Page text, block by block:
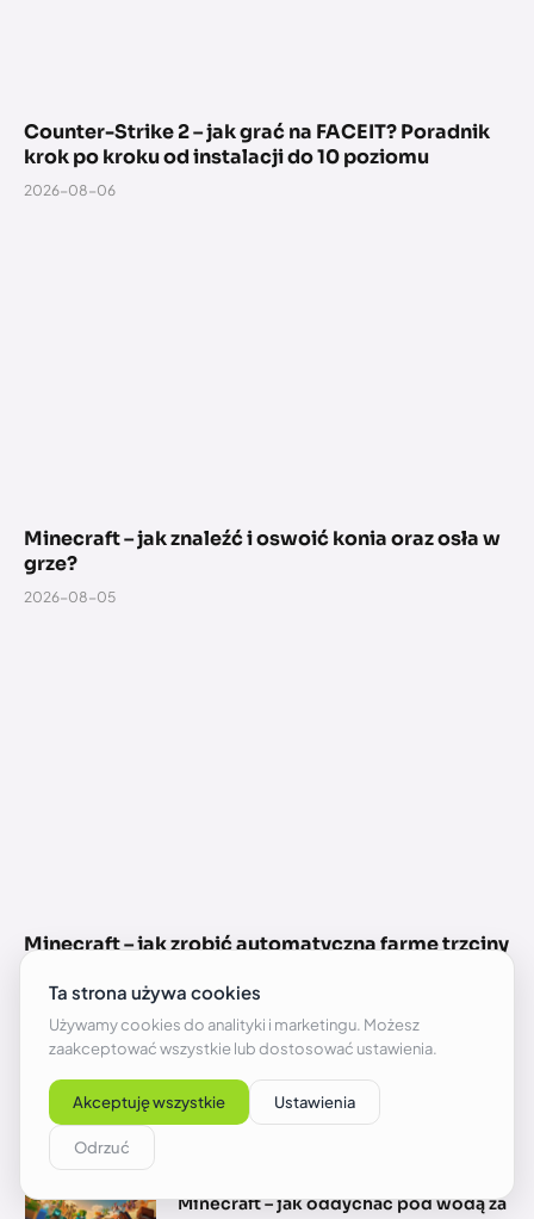
Counter-Strike 2 – jak grać na FACEIT? Poradnik
krok po kroku od instalacji do 10 poziomu
2026-08-06
Minecraft – jak znaleźć i oswoić konia oraz osła w
grze?
2026-08-05
Minecraft – jak zrobić automatyczną farmę trzciny
2026-08-05
NAJNOWSZE ARTYKUŁY
Minecraft – jak oddychać pod wodą za